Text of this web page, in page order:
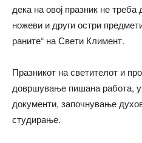
дека на овој празник не
ножеви и други остри
раните“ на Свети Климент.
Празникот на светителот и
довршување пишана работа,
документи, започнување
студирање.